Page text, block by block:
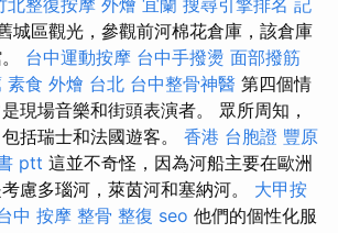
北整復按摩 外燴 宜蘭 搜尋引擎排名 記
城區觀光，參觀前河棉花倉庫，該倉庫
台中運動按摩 台中手撥燙 面部撥筋
素食 外燴 台北 台中整骨神醫 第四個情
現場音樂和街頭表演者。 眾所周知，
括瑞士和法國遊客。 香港 台胞證 豐原
ptt 這並不奇怪，因為河船主要在歐洲
慮多瑙河，萊茵河和塞納河。 大甲按
中 按摩 整骨 整復 seo 他們的個性化服